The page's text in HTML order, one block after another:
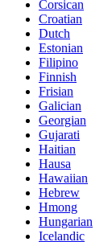
Corsican
Croatian
Dutch
Estonian
Filipino
Finnish
Frisian
Galician
Georgian
Gujarati
Haitian
Hausa
Hawaiian
Hebrew
Hmong
Hungarian
Icelandic